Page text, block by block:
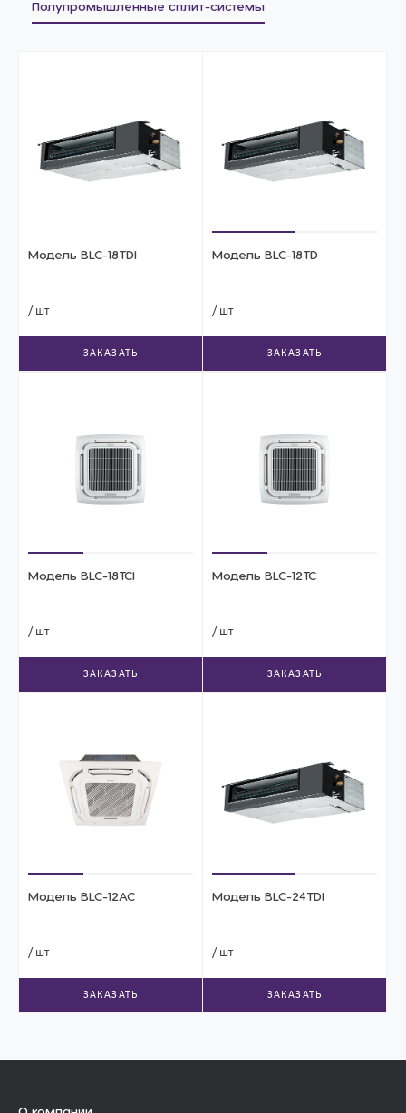
Полупромышленные сплит-системы
Модель BLC-18TDI
/ шт
ЗАКАЗАТЬ
Модель BLC-18TD
/ шт
ЗАКАЗАТЬ
Модель BLC-18TCI
/ шт
ЗАКАЗАТЬ
Модель BLC-12TC
/ шт
ЗАКАЗАТЬ
Модель BLC-12AC
/ шт
ЗАКАЗАТЬ
Модель BLC-24TDI
/ шт
ЗАКАЗАТЬ